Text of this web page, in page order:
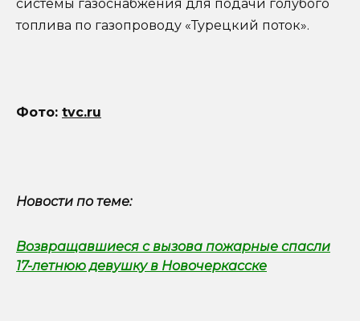
системы газоснабжения для подачи голубого
топлива по газопроводу «Турецкий поток».
Фото: tvc.ru
Новости по теме:
Возвращавшиеся с вызова пожарные спасли
17-летнюю девушку в Новочеркасске